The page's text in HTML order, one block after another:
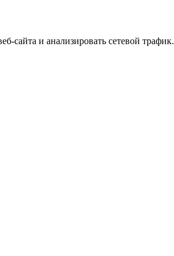
сайта и анализировать сетевой трафик.